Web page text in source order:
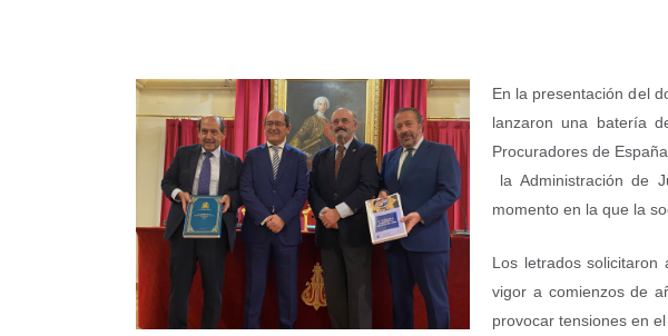
En la presentación del
lanzaron una batería
Procuradores de
la Administración de
momento en la que la
Los letrados
vigor a comienzos de
provocar tensiones en